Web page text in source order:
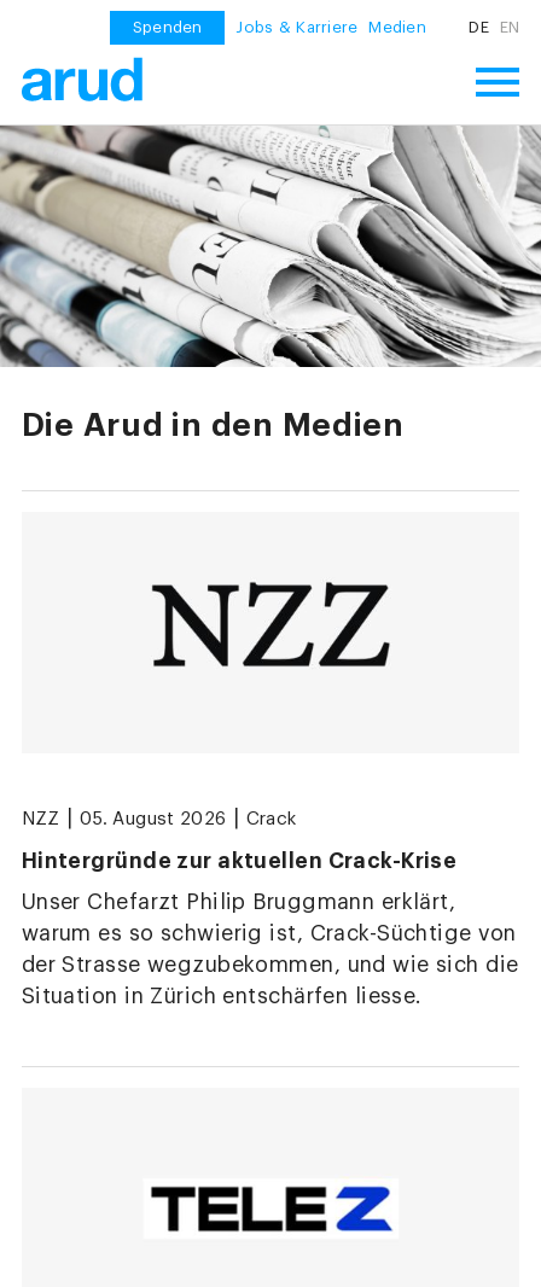
Spenden Jobs & Karriere Medien DE EN
Die Arud in den Medien
NZZ 05. August 2026 Crack
Hintergründe zur aktuellen Crack-Krise
Unser Chefarzt Philip Bruggmann erklärt,
warum es so schwierig ist, Crack-Süchtige von
der Strasse wegzubekommen, und wie sich die
Situation in Zürich entschärfen liesse.